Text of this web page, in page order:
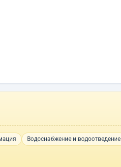
Водоснабжение и водоотведение